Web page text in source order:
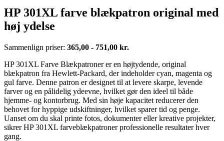
HP 301XL farve blækpatron original med
høj ydelse
Sammenlign priser: 365,00 - 751,00 kr.
HP 301XL Farve Blækpatroner er en højtydende, original
blækpatron fra Hewlett-Packard, der indeholder cyan, magenta og
gul farve. Denne patron er designet til at levere skarpe, levende
farver og en pålidelig ydeevne, hvilket gør den ideel til både
hjemme- og kontorbrug. Med sin høje kapacitet reducerer den
behovet for hyppige udskiftninger, hvilket sparer tid og penge.
Uanset om du skal printe fotos, dokumenter eller kreative projekter,
sikrer HP 301XL farveblækpatroner professionelle resultater hver
gang.